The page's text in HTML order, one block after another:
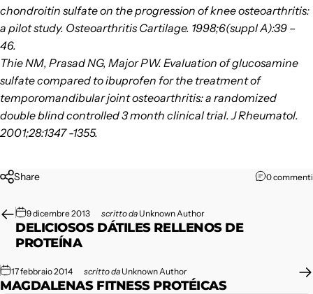
chondroitin sulfate on the progression of knee osteoarthritis:
a pilot study. Osteoarthritis Cartilage. 1998;6(suppl A):39 –
46.
Thie NM, Prasad NG, Major PW. Evaluation of glucosamine
sulfate compared to ibuprofen for the treatment of
temporomandibular joint osteoarthritis: a randomized
double blind controlled 3 month clinical trial. J Rheumatol.
2001;28:1347 -1355.
Share 0 commenti
9 dicembre 2013 scritto da Unknown Author
DELICIOSOS DÁTILES RELLENOS DE
PROTEÍNA
17 febbraio 2014 scritto da Unknown Author
MAGDALENAS FITNESS PROTÉICAS